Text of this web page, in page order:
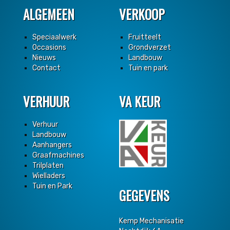
ALGEMEEN
Speciaalwerk
Occasions
Nieuws
Contact
VERKOOP
Fruitteelt
Grondverzet
Landbouw
Tuin en park
VERHUUR
Verhuur
Landbouw
Aanhangers
Graafmachines
Trilplaten
Wielladers
Tuin en Park
VA KEUR
GEGEVENS
Kemp Mechanisatie